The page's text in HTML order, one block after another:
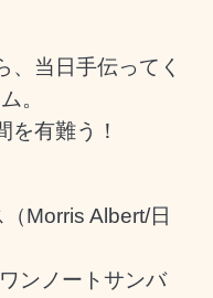
、当日手伝ってく
。
を有難う！
Morris Albert/日
ンノートサンバ